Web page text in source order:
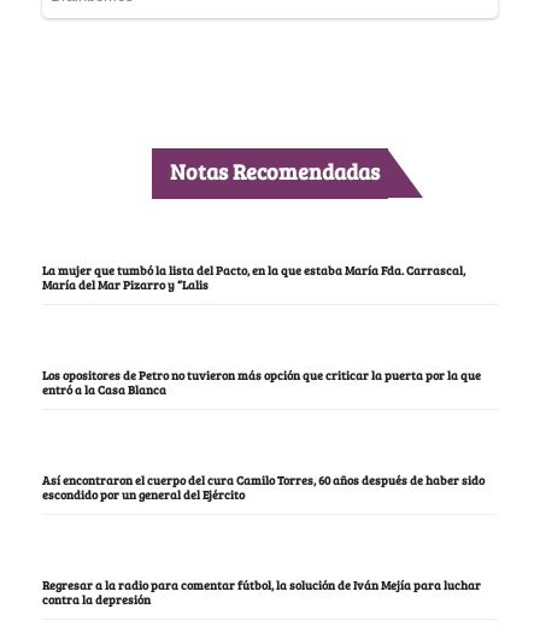
Notas Recomendadas
La mujer que tumbó la lista del Pacto, en la que estaba María Fda. Carrascal,
María del Mar Pizarro y “Lalis
Los opositores de Petro no tuvieron más opción que criticar la puerta por la que
entró a la Casa Blanca
Así encontraron el cuerpo del cura Camilo Torres, 60 años después de haber sido
escondido por un general del Ejército
Regresar a la radio para comentar fútbol, la solución de Iván Mejía para luchar
contra la depresión